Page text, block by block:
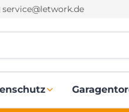
service@letwork.de